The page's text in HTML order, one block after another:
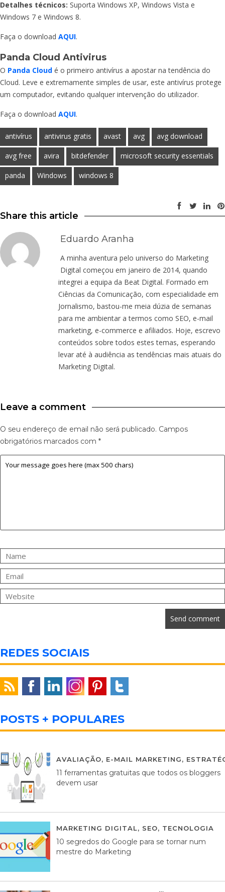
Detalhes técnicos: Suporta Windows XP, Windows Vista e
Windows 7 e Windows 8.
Faça o download AQUI.
Panda Cloud Antivirus
O Panda Cloud é o primeiro antivírus a apostar na tendência do
Cloud. Leve e extremamente simples de usar, este antivírus protege
um computador, evitando qualquer intervenção do utilizador.
Faça o download AQUI.
antivírus antivirus gratis avast avg avg download
avg free avira bitdefender microsoft security essentials
panda Windows windows 8
Share this article
Eduardo Aranha
A minha aventura pelo universo do Marketing
Digital começou em janeiro de 2014, quando
integrei a equipa da Beat Digital. Formado em
Ciências da Comunicação, com especialidade em
Jornalismo, bastou-me meia dúzia de semanas
para me ambientar a termos como SEO, e-mail
marketing, e-commerce e afiliados. Hoje, escrevo
conteúdos sobre todos estes temas, esperando
levar até à audiência as tendências mais atuais do
Marketing Digital.
Leave a comment
O seu endereço de email não será publicado. Campos
obrigatórios marcados com *
REDES SOCIAIS
POSTS + POPULARES
AVALIAÇÃO, E-MAIL MARKETING,
11 ferramentas gratuitas que todos os bloggers
devem usar
MARKETING DIGITAL, SEO, TECNOLOGIA
10 segredos do Google para se tornar num
mestre do Marketing